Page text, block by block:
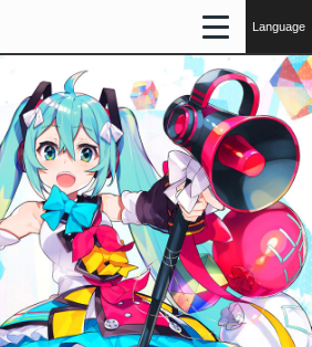
Language
Twitter @magicalmirai